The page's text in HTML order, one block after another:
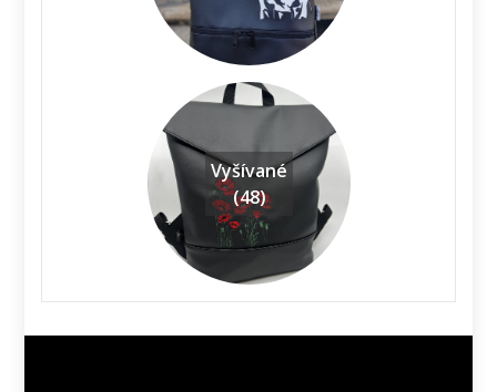
Vyšívané
(48)